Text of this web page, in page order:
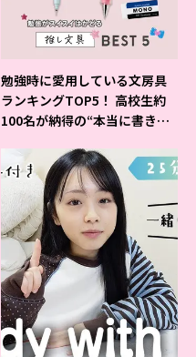
勉強時に愛用している文房具
ランキングTOP5！ 高校生約
100名が納得の“本当に書きや